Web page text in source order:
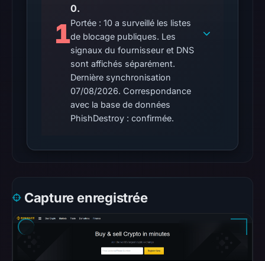
no
flag
on
Apr
12,
2026
at
13:10
0
pulse
references
1
0.
Portée : 10 a surveillé les listes
de blocage publiques. Les
signaux du fournisseur et DNS
sont affichés séparément.
Dernière synchronisation
07/08/2026. Correspondance
avec la base de données
PhishDestroy : confirmée.
Capture enregistrée